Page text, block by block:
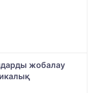
жобалау